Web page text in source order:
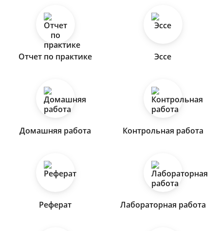
Отчет по практике Эссе
Домашняя работа Контрольная работа
Реферат Лабораторная работа